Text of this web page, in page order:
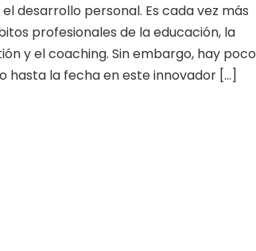
desarrollo personal. Es cada vez más
profesionales de la educación, la
y el coaching. Sin embargo, hay poco
hasta la fecha en este innovador [...]